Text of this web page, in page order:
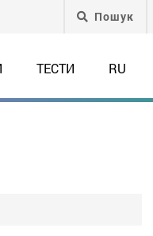
Пошук
ТЕСТИ RU